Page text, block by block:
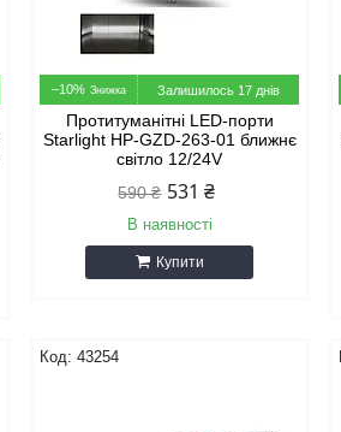
–10% Залишилось 17 днів
Протитуманітні LED-порти
Starlight HP-GZD-263-01 ближнє
світло 12/24V
590 ₴ 531 ₴
В наявності
Купити
43254